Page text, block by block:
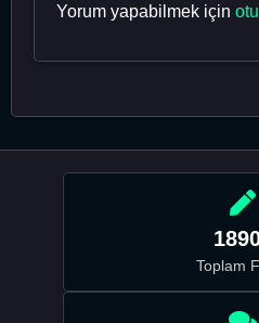
Yorum yapabilmek için
Toplam